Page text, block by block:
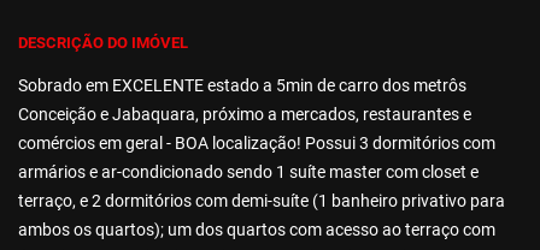
DESCRIÇÃO DO IMÓVEL
Sobrado em EXCELENTE estado a 5min de carro dos metrôs
Conceição e Jabaquara, próximo a mercados, restaurantes e
comércios em geral - BOA localização! Possui 3 dormitórios com
armários e ar-condicionado sendo 1 suíte master com closet e
terraço, e 2 dormitórios com demi-suíte (1 banheiro privativo para
ambos os quartos); um dos quartos com acesso ao terraço com